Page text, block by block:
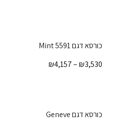
כורסא דגם 5591 Mint
₪3,530
–
₪4,157
כורסא דגם Geneve